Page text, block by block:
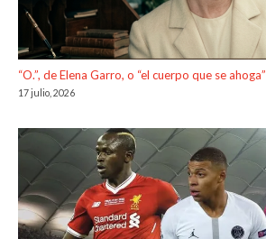
“O.”, de Elena Garro, o “el cuerpo que se ahoga”
17 julio, 2026